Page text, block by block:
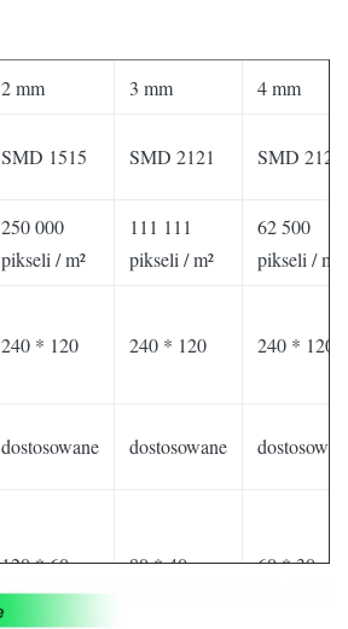
2 mm 3 mm 4 mm
SMD 1515 SMD 2121 SMD 2121
250 000
pikseli / m²
111 111
pikseli / m²
62 500
pikseli / m²
240 * 120 240 * 120 240 * 120
dostosowane dostosowane
120 * 60 80 * 40 60 * 30